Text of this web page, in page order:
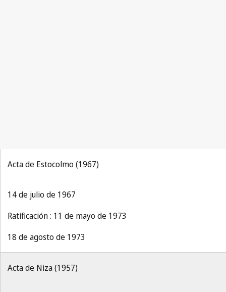
Acta de Estocolmo (1967)
14 de julio de 1967
Ratificación : 11 de mayo de 1973
18 de agosto de 1973
Acta de Niza (1957)